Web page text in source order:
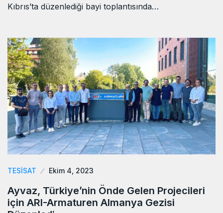
Kıbrıs’ta düzenlediği bayi toplantısında…
TESISAT Ekim 4, 2023
Ayvaz, Türkiye’nin Önde Gelen Projecileri
için ARI-Armaturen Almanya Gezisi